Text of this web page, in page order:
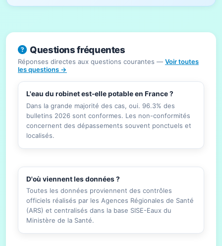
Questions fréquentes
Réponses directes aux questions courantes — Voir toutes
les questions →
L'eau du robinet est-elle potable en France ?
Dans la grande majorité des cas, oui. 96.3% des
bulletins 2026 sont conformes. Les non-conformités
concernent des dépassements souvent ponctuels et
localisés.
D'où viennent les données ?
Toutes les données proviennent des contrôles
officiels réalisés par les Agences Régionales de Santé
(ARS) et centralisés dans la base SISE-Eaux du
Ministère de la Santé.